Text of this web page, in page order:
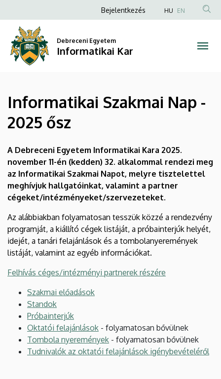
Szakmai
Nap
2025
ősz
Informatikai
Kar
a
tartalomra
Anonim
fiók
menüje
Bejelentkezés HU EN
Debreceni Egyetem
Informatikai Kar
Informatikai Szakmai Nap -
2025 ősz
A Debreceni Egyetem Informatikai Kara 2025.
november 11-én (kedden) 32. alkalommal rendezi meg
az Informatikai Szakmai Napot, melyre tisztelettel
meghívjuk hallgatóinkat, valamint a partner
cégeket/intézményeket/szervezeteket.
Az alábbiakban folyamatosan tesszük közzé a rendezvény
programját, a kiállító cégek listáját, a próbainterjúk helyét,
idejét, a tanári felajánlások és a tombolanyeremények
listáját, valamint az egyéb információkat.
Felhívás céges/intézményi partnerek részére
Szakmai előadások
Standok
Próbainterjúk
Oktatói felajánlások - folyamatosan bővülnek
Tombola nyeremények - folyamatosan bővülnek
Tudnivalók az oktatói felajánlások igénybevételéről